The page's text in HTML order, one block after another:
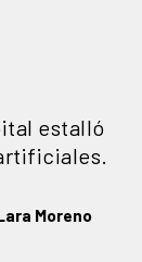
estalló
Moreno